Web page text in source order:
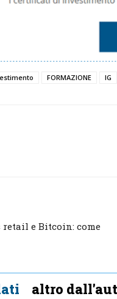
FORMAZIONE IG
retail e Bitcoin: come
altro